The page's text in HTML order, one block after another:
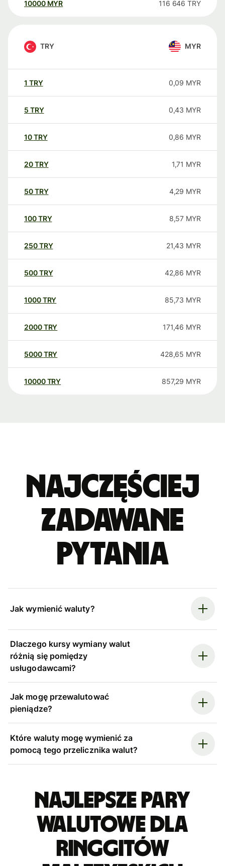
10000 MYR 116 646 TRY
TRY MYR
1 TRY 0,09 MYR
5 TRY 0,43 MYR
10TRY 0,86 MYR
20TRY 1,71 MYR
50TRY 4,29 MYR
100TRY 8,57 MYR
250TRY 21,43 MYR
500TRY 42,86 MYR
1000TRY 85,73 MYR
2000TRY 171,46 MYR
5000TRY 428,65 MYR
10000 TRY 857,29 MYR
Najczęściej
zadawane
pytania
Jak wymienić waluty?
Dlaczego kursy wymiany walut
różnią się pomiędzy
usługodawcami?
Jak mogę przewalutować
pieniądze?
Które waluty mogę wymienić za
pomocą tego przelicznika walut?
Najlepsze pary
walutowe dla
ringgitów